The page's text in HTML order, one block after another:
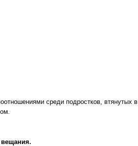
среди подростков, втянутых в
вещания.